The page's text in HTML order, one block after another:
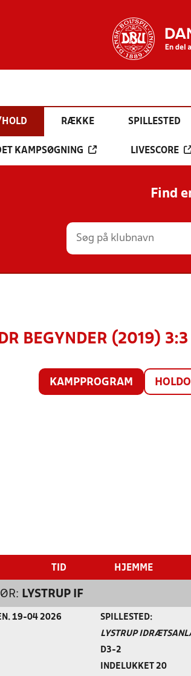
RÆKKE SPILLESTED
KAMPSØGNING LIVESCORE
Find
BEGYNDER (2019)
KAMPPROGRAM
TID HJEMME
LYSTRUP IF
19-04 2026 SPILLESTED:
LYSTRUP
D3-2
INDELUKKET 20